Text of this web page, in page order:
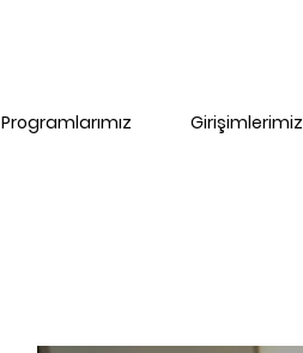
Programlarımız Girişimlerimiz